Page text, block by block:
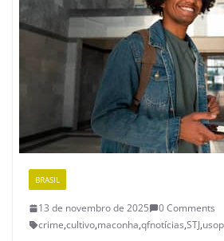
BRASIL
13 de novembro de 2025
0 Comments
crime,cultivo,maconha,qfnotícias,STJ,